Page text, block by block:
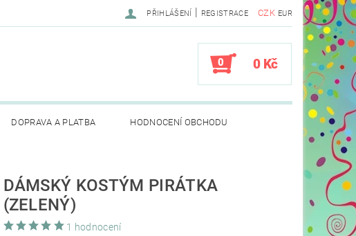
CZK EUR
PŘIHLÁŠENÍ | REGISTRACE
0 0 Kč
DOPRAVA A PLATBA HODNOCENÍ OBCHODU
DÁMSKÝ KOSTÝM PIRÁTKA
(ZELENÝ)
1 hodnocení